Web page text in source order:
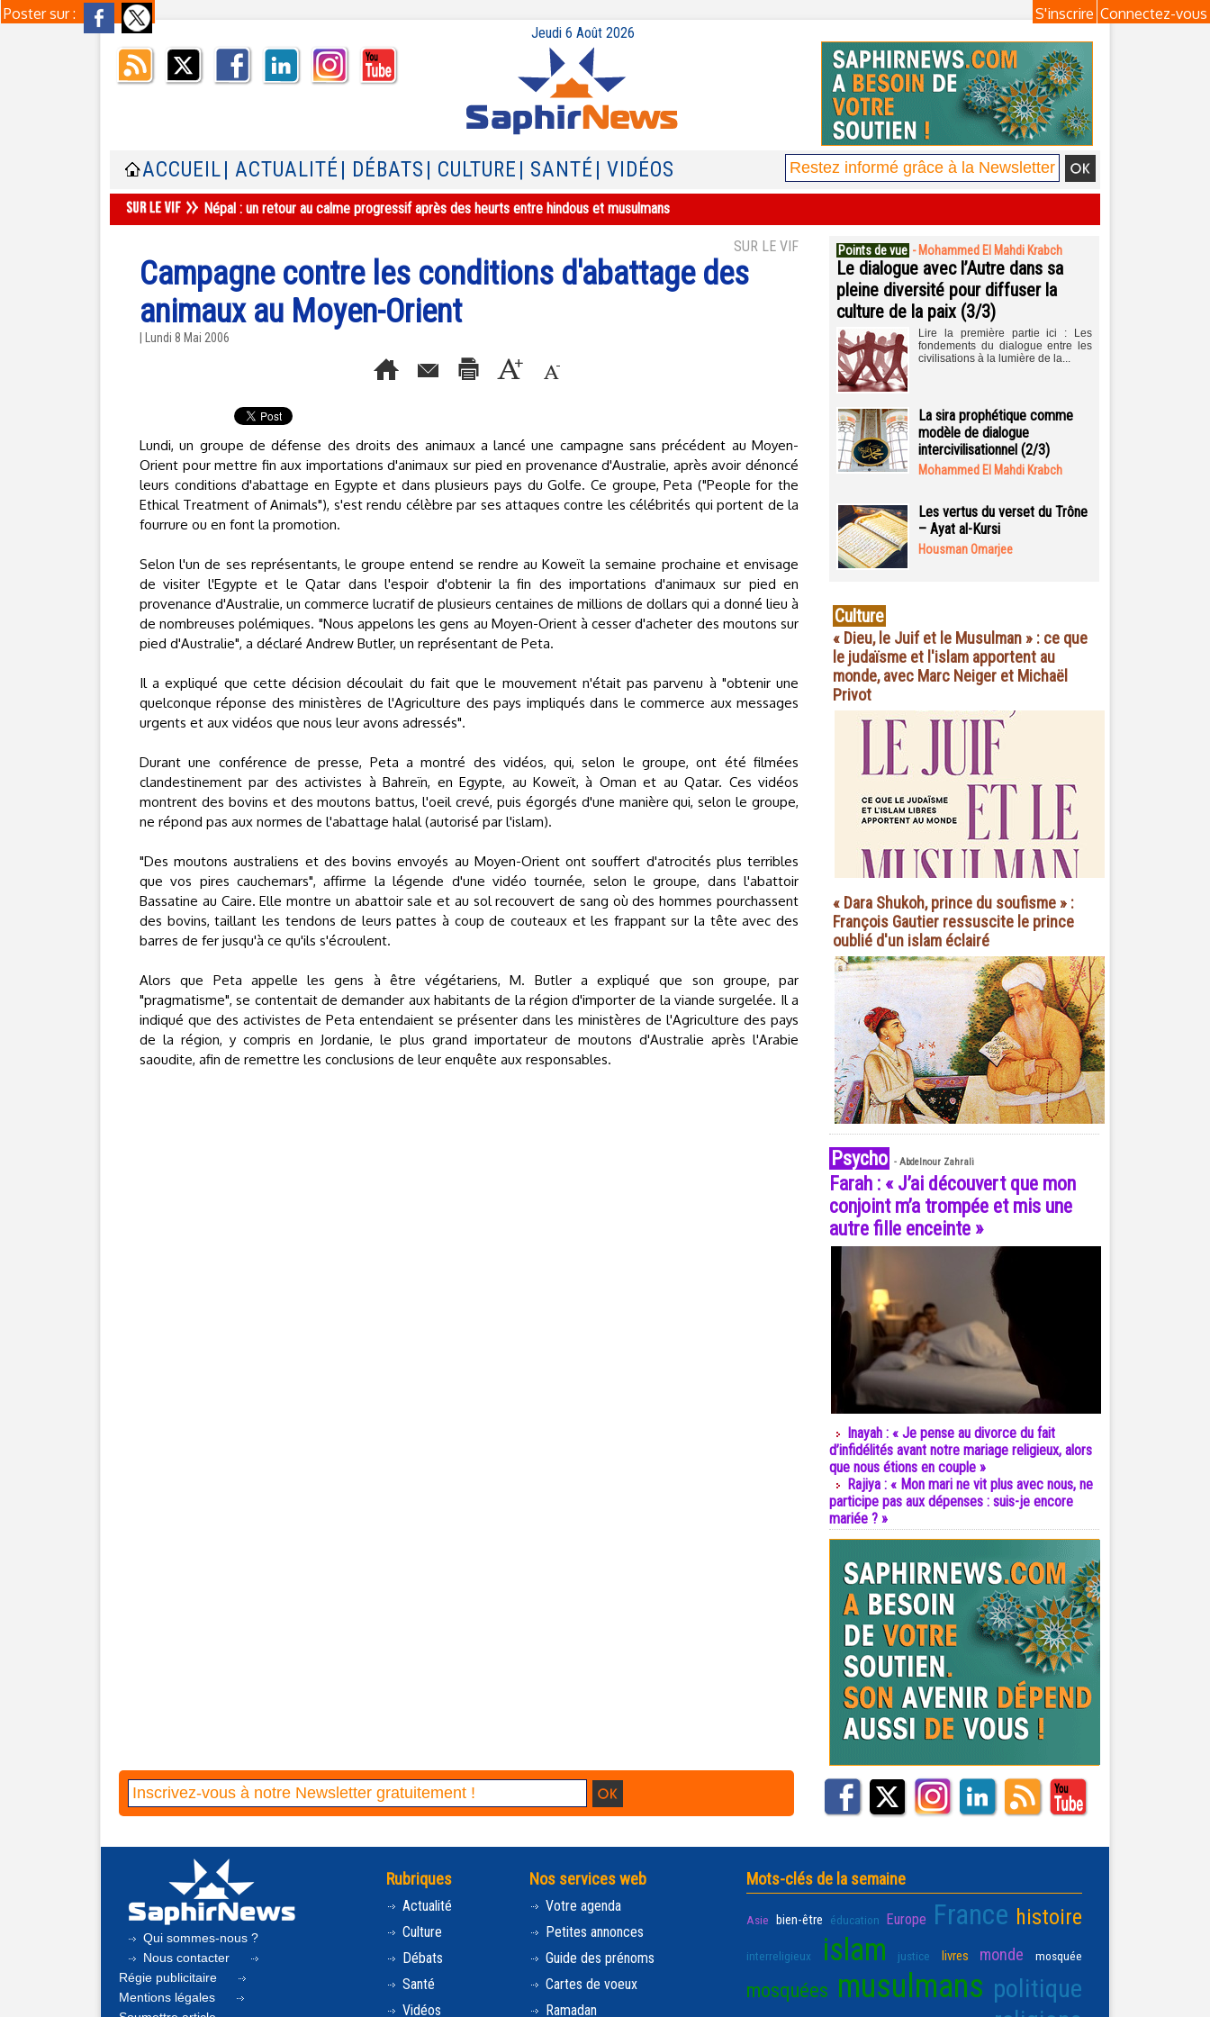
Poster sur : Connectez-vous
S'inscrire
Jeudi 6 Août 2026
ACCUEIL | ACTUALITÉ | DÉBATS | CULTURE | SANTÉ | VIDÉOS
Népal : un retour au calme progressif après des heurts entre hindous et musulmans
SUR LE VIF
Campagne contre les conditions d'abattage des
animaux au Moyen-Orient
| Lundi 8 Mai 2006
Lundi, un groupe de défense des droits des animaux a lancé une campagne sans précédent au Moyen-
Orient pour mettre fin aux importations d'animaux sur pied en provenance d'Australie, après avoir dénoncé
leurs conditions d'abattage en Egypte et dans plusieurs pays du Golfe. Ce groupe, Peta ("People for the
Ethical Treatment of Animals"), s'est rendu célèbre par ses attaques contre les célébrités qui portent de la
fourrure ou en font la promotion.
Selon l'un de ses représentants, le groupe entend se rendre au Koweït la semaine prochaine et envisage
de visiter l'Egypte et le Qatar dans l'espoir d'obtenir la fin des importations d'animaux sur pied en
provenance d'Australie, un commerce lucratif de plusieurs centaines de millions de dollars qui a donné lieu à
de nombreuses polémiques. "Nous appelons les gens au Moyen-Orient à cesser d'acheter des moutons sur
pied d'Australie", a déclaré Andrew Butler, un représentant de Peta.
Il a expliqué que cette décision découlait du fait que le mouvement n'était pas parvenu à "obtenir une
quelconque réponse des ministères de l'Agriculture des pays impliqués dans le commerce aux messages
urgents et aux vidéos que nous leur avons adressés".
Durant une conférence de presse, Peta a montré des vidéos, qui, selon le groupe, ont été filmées
clandestinement par des activistes à Bahreïn, en Egypte, au Koweït, à Oman et au Qatar. Ces vidéos
montrent des bovins et des moutons battus, l'oeil crevé, puis égorgés d'une manière qui, selon le groupe,
ne répond pas aux normes de l'abattage halal (autorisé par l'islam).
"Des moutons australiens et des bovins envoyés au Moyen-Orient ont souffert d'atrocités plus terribles
que vos pires cauchemars", affirme la légende d'une vidéo tournée, selon le groupe, dans l'abattoir
Bassatine au Caire. Elle montre un abattoir sale et au sol recouvert de sang où des hommes pourchassent
des bovins, taillant les tendons de leurs pattes à coup de couteaux et les frappant sur la tête avec des
barres de fer jusqu'à ce qu'ils s'écroulent.
Alors que Peta appelle les gens à être végétariens, M. Butler a expliqué que son groupe, par
"pragmatisme", se contentait de demander aux habitants de la région d'importer de la viande surgelée. Il a
indiqué que des activistes de Peta entendaient se présenter dans les ministères de l'Agriculture des pays
de la région, y compris en Jordanie, le plus grand importateur de moutons d'Australie après l'Arabie
saoudite, afin de remettre les conclusions de leur enquête aux responsables.
Points de vue - Mohammed El Mahdi Krabch
Le dialogue avec l’Autre dans sa
pleine diversité pour diffuser la
culture de la paix (3/3)
Lire la première partie ici : Les
fondements du dialogue entre les
civilisations à la lumière de la...
La sira prophétique comme
modèle de dialogue
intercivilisationnel (2/3)
Mohammed El Mahdi Krabch
Les vertus du verset du Trône
– Ayat al-Kursi
Housman Omarjee
Culture
« Dieu, le Juif et le Musulman » : ce que
le judaïsme et l'islam apportent au
monde, avec Marc Neiger et Michaël
Privot
« Dara Shukoh, prince du soufisme » :
François Gautier ressuscite le prince
oublié d'un islam éclairé
Psycho - Abdelnour Zahrali
Farah : « J’ai découvert que mon
conjoint m’a trompée et mis une
autre fille enceinte »
Inayah : « Je pense au divorce du fait
d’infidélités avant notre mariage religieux, alors
que nous étions en couple »
Rajiya : « Mon mari ne vit plus avec nous, ne
participe pas aux dépenses : suis-je encore
mariée ? »
Qui sommes-nous ?
Nous contacter
Régie publicitaire
Mentions légales
Rubriques
Actualité
Culture
Débats
Santé
Vidéos
Nos services web
Votre agenda
Petites annonces
Guide des prénoms
Cartes de voeux
Ramadan
Mots-clés de la semaine
Asie bien-être éducation Europe France histoire
interreligieux islam justice livres monde mosquée
mosquées musulmans politique